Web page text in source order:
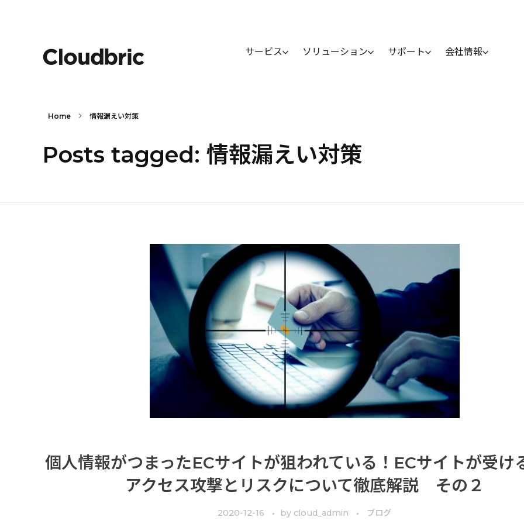
サービス ソリューション サポート 会社情報
Home 情報漏えい対策
Posts tagged: 情報漏えい対策
個人情報がつまったECサイトが狙われている！ECサイトが受け
アクセス攻撃とリスクについて徹底解説 その２
2020-12-16 by cloud_admin ブログ